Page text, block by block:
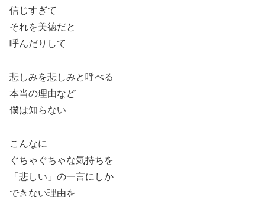
信じすぎて
それを美徳だと
呼んだりして
悲しみを悲しみと呼べる
本当の理由など
僕は知らない
こんなに
ぐちゃぐちゃな気持ちを
「悲しい」の一言にしか
できない理由を